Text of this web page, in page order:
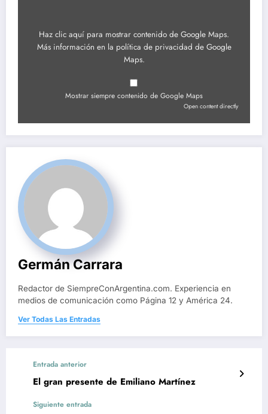
Haz clic aquí para mostrar contenido de Google Maps.
Más información en la política de privacidad de Google
Maps.
Mostrar siempre contenido de Google Maps
Open content directly
Germán Carrara
Redactor de SiempreConArgentina.com. Experiencia en
medios de comunicación como Página 12 y América 24.
Ver Todas Las Entradas
Entrada anterior
El gran presente de Emiliano Martínez
Siguiente entrada